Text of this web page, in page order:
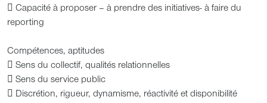
 Capacité à proposer – à prendre des initiatives- à faire du
reporting
Compétences, aptitudes
 Sens du collectif, qualités relationnelles
 Sens du service public
 Discrétion, rigueur, dynamisme, réactivité et disponibilité